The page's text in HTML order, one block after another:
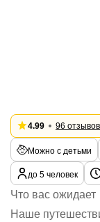
4.99 96 отзывов
Можно с детьми
до 5 человек
Что вас ожидает
Наше